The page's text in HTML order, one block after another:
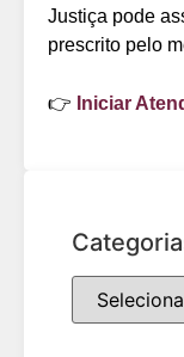
Justiça pode
prescrito pelo
👉 Iniciar